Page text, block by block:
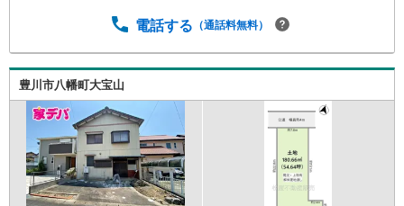
いう多くの方々がリフォームを行っています。新築購入よ
ってご来場ください。・営業時間 午前9時00分～午後6時30
分 （定休日:水曜日）この時間帯はお電話でのお問い合わせ
がスムーズにご案内できます。右下の電話ボタンをタッ
チ！もしくはお気軽にお電話ください。
電話する （通話料無料）
豊川市八幡町大宝山